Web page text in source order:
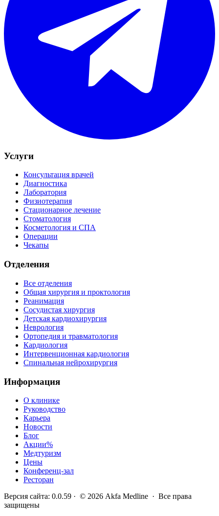
Услуги
Консультация врачей
Диагностика
Лаборатория
Физиотерапия
Стационарное лечение
Стоматология
Косметология и СПА
Операции
Чекапы
Отделения
Все отделения
Общая хирургия и проктология
Реанимация
Сосудистая хирургия
Детская кардиохирургия
Неврология
Ортопедия и травматология
Кардиология
Интервенционная кардиология
Спинальная нейрохирургия
Информация
О клинике
Руководство
Карьера
Новости
Блог
Акции%
Медтуризм
Цены
Конференц-зал
Ресторан
Версия сайта: 0.0.59 · © 2026 Akfa Medline · Все права
защищены